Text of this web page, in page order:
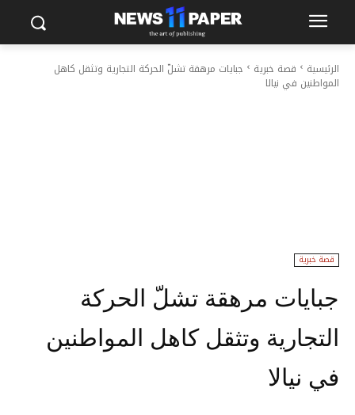
الرئيسية قصة خبرية
جبايات مرهقة تشلّ الحركة التجارية وتثقل كاهل
المواطنين في نيالا
قصة خبرية
جبايات مرهقة تشلّ الحركة
التجارية وتثقل كاهل المواطنين
في نيالا